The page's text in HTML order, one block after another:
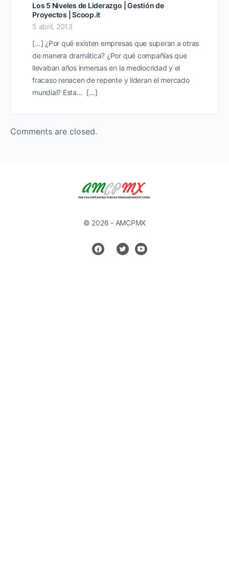
Los 5 Niveles de Liderazgo | Gestión de
Proyectos | Scoop.it
5 abril, 2013
[…] ¿Por qué existen empresas que superan a otras
de manera dramática? ¿Por qué compañías que
llevaban años inmersas en la mediocridad y el
fracaso renacen de repente y lideran el mercado
mundial? Esta… […]
Comments are closed.
© 2026 - AMCPMX